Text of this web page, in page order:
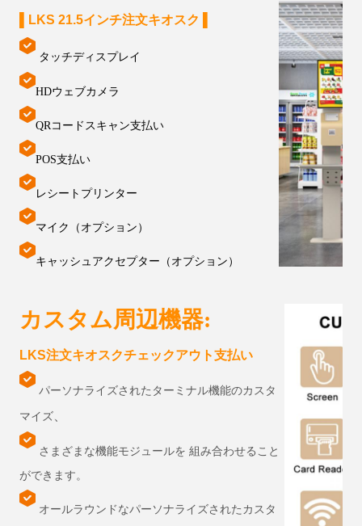
LKS 21.5インチ注文キオスク
タッチディスプレイ
HDウェブカメラ
QRコードスキャン支払い
POS支払い
レシートプリンター
マイク（オプション）
キャッシュアクセプター（オプション）
カスタム周辺機器:
LKS注文キオスクチェックアウト支払い
パーソナライズされたターミナル機能のカスタ
マイズ
さまざまな機能モジュールを 組み合わせること
ができます。
オールラウンドなパーソナライズされたカスタ